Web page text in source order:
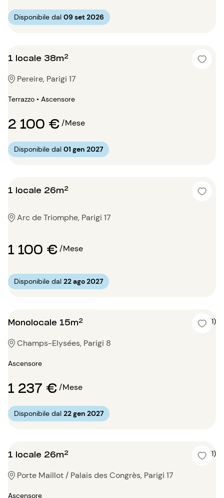
Disponibile dal 09 set 2026
1 locale 38m²
Pereire, Parigi 17
Terrazzo • Ascensore
2 100 €/Mese
Disponibile dal 01 gen 2027
1 locale 26m²
Arc de Triomphe, Parigi 17
1 100 €/Mese
Disponibile dal 22 ago 2027
Monolocale 15m² 4 (1)
Champs-Elysées, Parigi 8
Ascensore
1 237 €/Mese
Disponibile dal 22 gen 2027
1 locale 26m² 4 (1)
Porte Maillot / Palais des Congrès, Parigi 17
Ascensore